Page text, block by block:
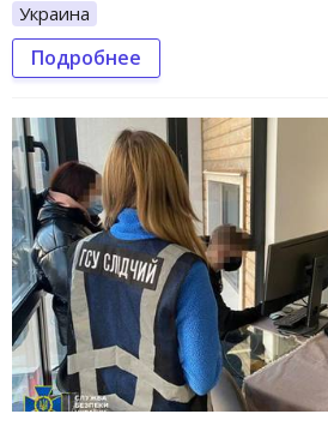
Украина
Подробнее